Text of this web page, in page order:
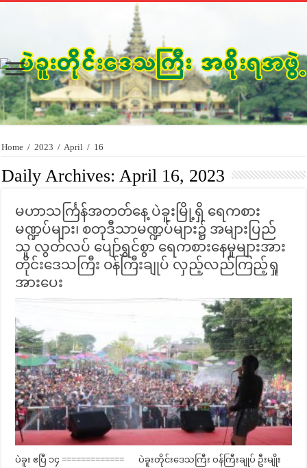
Home / 2023 / April / 16
Daily Archives:April 16, 2023
မဟာသင်္ကြန်အတတ်နေ့ ပဲခူးမြို့ရှိ ရေကစား
မဏ္ဍပ်များ၊ စတုဒီသာမဏ္ဍပ်များ၌ အများပြည်
သူ လွတ်လပ် ပျော်ရွှင်စွာ ရေကစားနေမှုများအား
တိုင်းဒေသကြီး ဝန်ကြီးချုပ် လှည့်လည်ကြည့်ရှု
အားပေး
ပဲခူး ဧပြီ ၁၄ ============= ပဲခူးတိုင်းဒေသကြီး ဝန်ကြီးချုပ် ဦးမျိုး